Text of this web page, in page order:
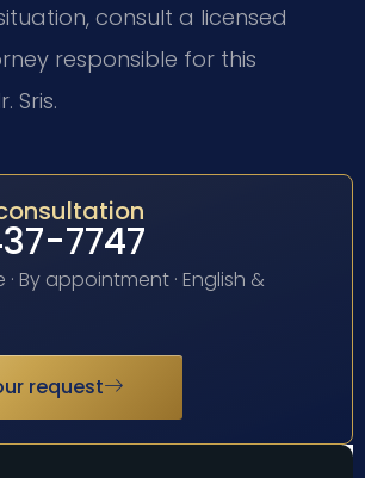
consult a licensed
responsible for this
Sris.
7747
By appointment · English &
request